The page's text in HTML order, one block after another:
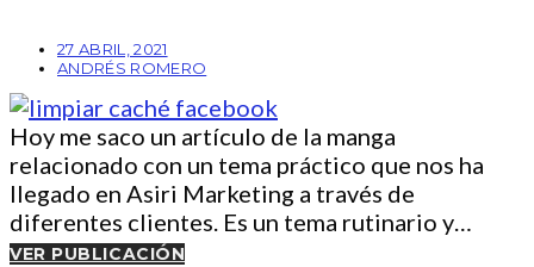
27 ABRIL, 2021
ANDRÉS ROMERO
Hoy me saco un artículo de la manga
relacionado con un tema práctico que nos ha
llegado en Asiri Marketing a través de
diferentes clientes. Es un tema rutinario y…
VER PUBLICACIÓN